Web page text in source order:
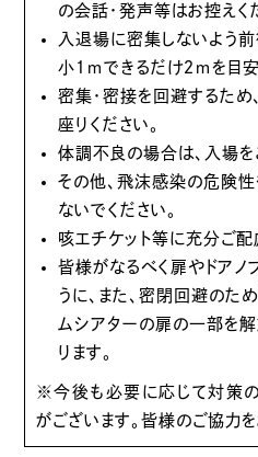
の会話・発声等はお控えく
入退場に密集しないよう
小１ｍできるだけ２ｍを目安
密集・密接を回避するため
座りください。
体調不良の場合は、入場を
その他、飛沫感染の危険
ないでください。
咳エチケット等に充分ご配
皆様がなるべく扉やドア
うに、また、密閉回避のた
ムシアターの扉の一部を
ります。
※今後も必要に応じて対策
がございます。皆様のご協力